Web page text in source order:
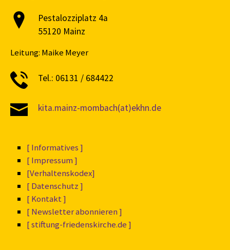
Pestalozziplatz 4a
55120 Mainz
Leitung: Maike Meyer
Tel.: 06131 / 684422
kita.mainz-mombach(at)ekhn.de
[ Informatives ]
[ Impressum ]
[Verhaltenskodex]
[ Datenschutz ]
[ Kontakt ]
[ Newsletter abonnieren ]
[ stiftung-friedenskirche.de ]